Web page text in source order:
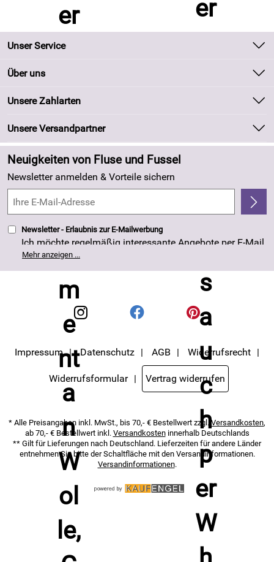
Unser Service
Kontakt
Kundeninformationen
Newsletter
Zahlung und Versand
Kundenlogin
Über uns
Unsere Bestseller
Neu
Angebote
Made in Germany
4,8/5
Unsere Zahlarten
Unsere Versandpartner
Neuigkeiten von Fluse und Fussel
Newsletter anmelden & Vorteile sichern
Newsletter - Erlaubnis zur E-Mailwerbung
Ich möchte regelmäßig interessante Angebote per E-Mail
erhalten. Meine E-Mail-Adresse wird nicht an andere
Unternehmen weitergegeben. Die Einwilligung zur
Nutzung meiner E-Mail- Adresse für Werbezwecke kann
Datenschutzerklärung habe ich zur Kenntnis
genommen.
Mehr anzeigen ...
Impressum Datenschutz AGB Widerrufsrecht
Widerrufsformular Vertrag widerrufen
* Alle Preisangaben inkl. MwSt., bis 70,- € Bestellwert zzgl. Versandkosten,
ab 70,- € Bestellwert inkl. Versandkosteninnerhalb Deutschlands
** Gilt für Lieferungen nach Deutschland. Lieferzeiten für andere Länder
entnehmen Sie bitte der Schaltfläche mit den Versandinformationen.
Versandinformationen.